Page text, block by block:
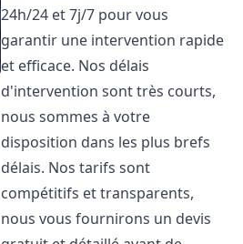
24h/24 et 7j/7 pour vous
garantir une intervention rapide
et efficace. Nos délais
d'intervention sont très courts,
nous sommes à votre
disposition dans les plus brefs
délais. Nos tarifs sont
compétitifs et transparents,
nous vous fournirons un devis